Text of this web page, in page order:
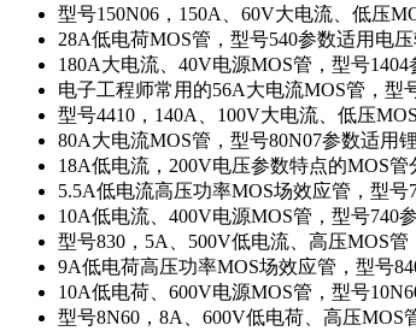
型号150N06，150A、60V大电流、低压
28A低电荷MOS管，型号540参数适用电压
180A大电流、40V电源MOS管，型号1404
电子工程师常用的56A大电流MOS管，型
型号4410，140A、100V大电流、低压
80A大电流MOS管，型号80N07参数适用
18A低电流，200V电压参数特点的MOS管
5.5A低电流高压功率MOS场效应管，型号
10A低电流、400V电源MOS管，型号740
型号830，5A、500V低电流、高压MOS管
9A低电荷高压功率MOS场效应管，型号
10A低电荷、600V电源MOS管，型号
型号8N60，8A、600V低电荷、高压MOS